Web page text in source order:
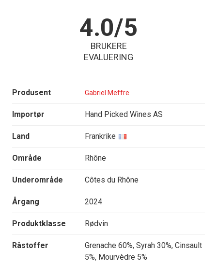
4.0/5
BRUKERE
EVALUERING
Produsent Gabriel Meffre
Importør Hand Picked Wines AS
Land Frankrike
Område Rhône
Underområde Côtes du Rhône
Årgang 2024
Produktklasse Rødvin
Råstoffer
Grenache 60%, Syrah 30%, Cinsault
5%, Mourvèdre 5%